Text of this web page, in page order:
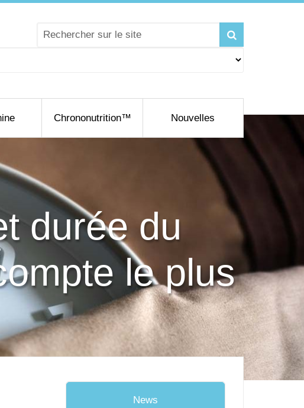
Chrononutrition™ Nouvelles
durée du
le plus
News